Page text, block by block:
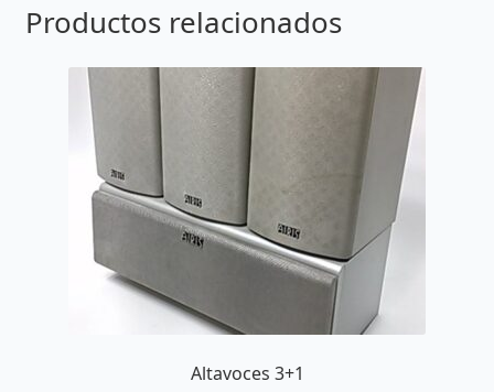
Productos relacionados
Altavoces 3+1